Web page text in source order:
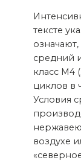
тексте
средний
класс М4
циклов в
Условия
воздухе